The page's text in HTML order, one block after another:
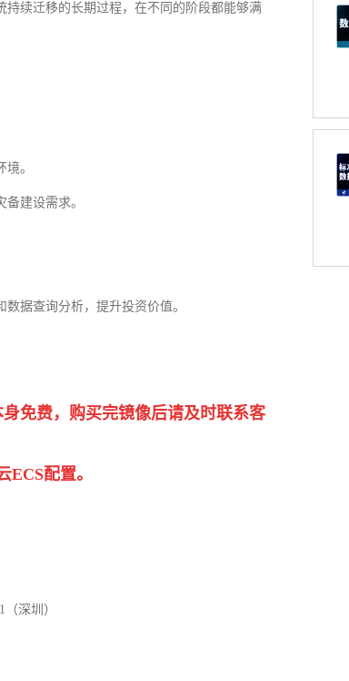
续迁移的长期过程，在不同的阶段都能够满
。
建设需求。
据查询分析，提升投资价值。
免费，购买完镜像后请及时联系客
配置。
深圳）